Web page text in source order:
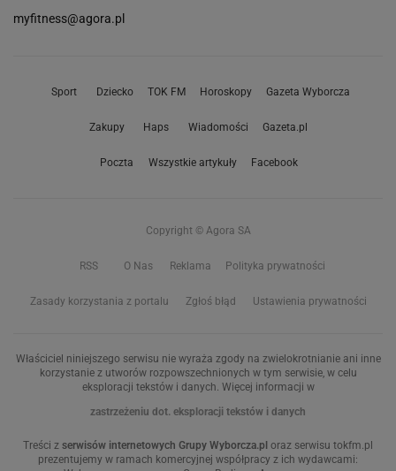
myfitness@agora.pl
Sport Dziecko TOK FM Horoskopy Gazeta Wyborcza
Zakupy Haps Wiadomości Gazeta.pl
Poczta Wszystkie artykuły Facebook
Copyright © Agora SA
RSS O Nas Reklama Polityka prywatności
Zasady korzystania z portalu Zgłoś błąd Ustawienia prywatności
Właściciel niniejszego serwisu nie wyraża zgody na zwielokrotnianie ani inne
korzystanie z utworów rozpowszechnionych w tym serwisie, w celu
eksploracji tekstów i danych. Więcej informacji w
zastrzeżeniu dot. eksploracji tekstów i danych
Treści z serwisów internetowych Grupy Wyborcza.pl oraz serwisu tokfm.pl
prezentujemy w ramach komercyjnej współpracy z ich wydawcami: